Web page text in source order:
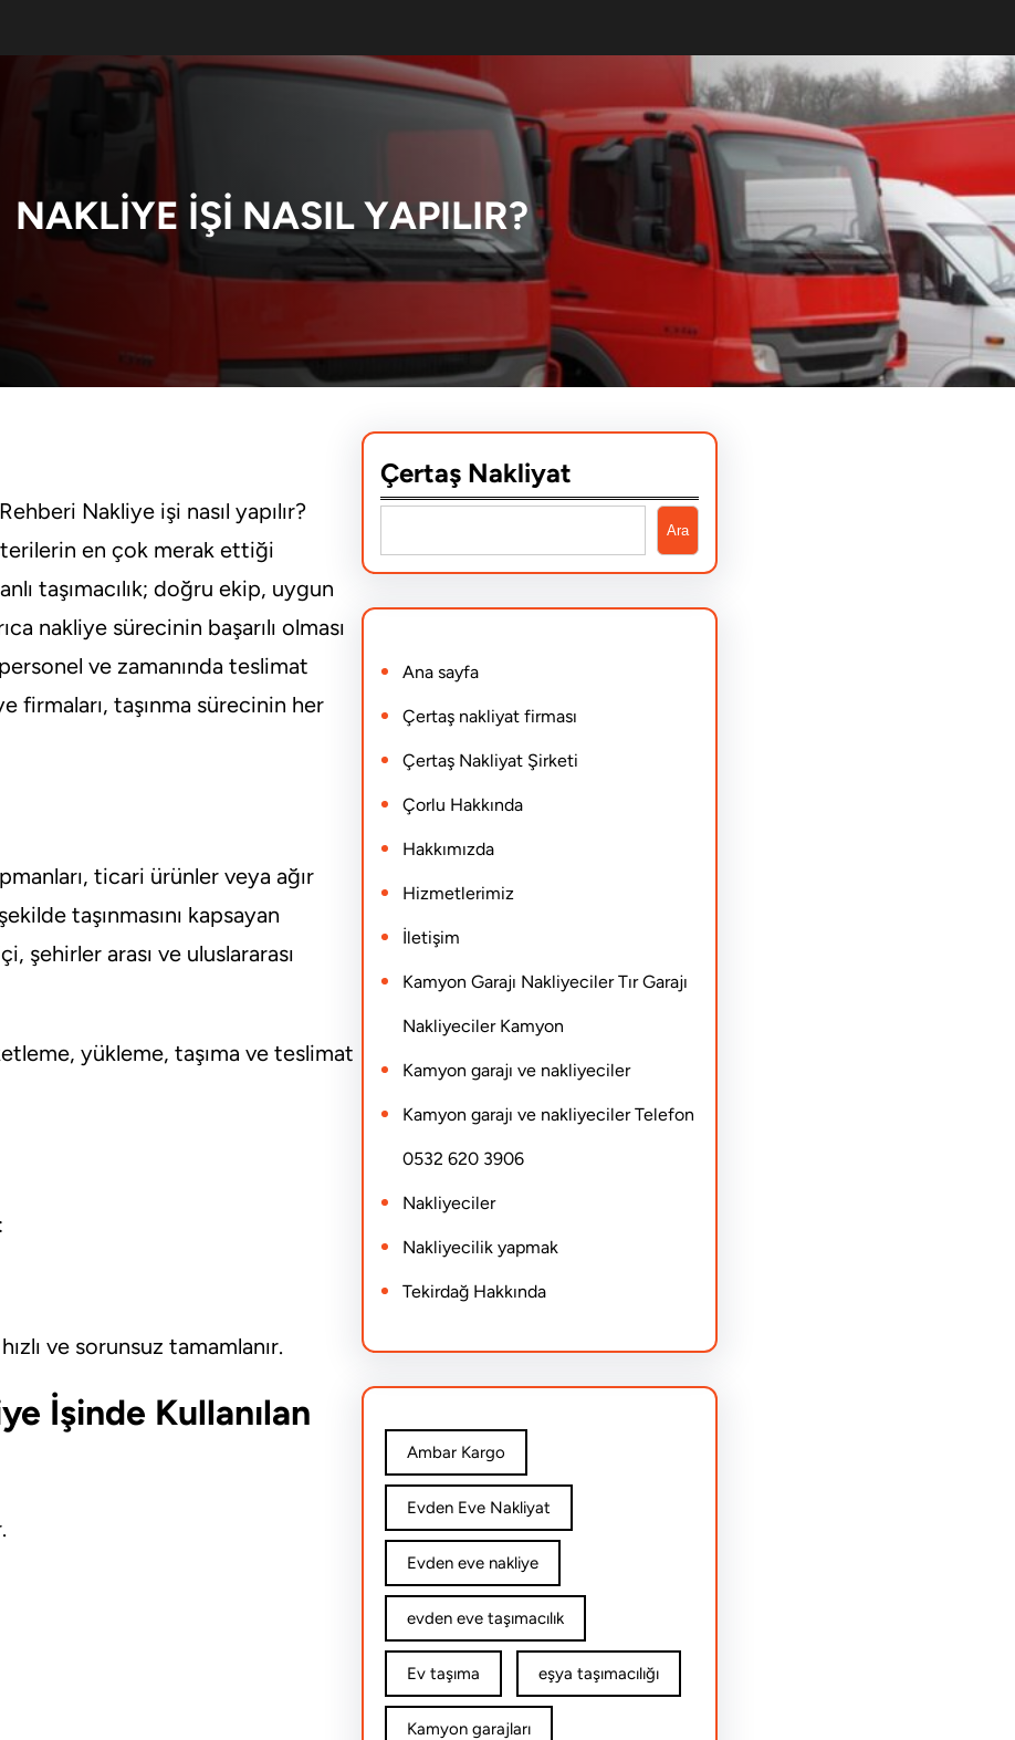
NAKLIYE IŞI NASIL YAPILIR?
Nakliye işi nasıl yapılır?
en çok merak ettiği
taşımacılık; doğru ekip, uygun
nakliye sürecinin başarılı olması
ve zamanında teslimat
firmaları, taşınma sürecinin her
ticari ürünler veya ağır
taşınmasını kapsayan
arası ve uluslararası
yükleme, taşıma ve teslimat
ve sorunsuz tamamlanır.
İşinde Kullanılan
Çertaş Nakliyat
e
a
c
h
Ara
Ana sayfa
Çertaş nakliyat firması
Çertaş Nakliyat Şirketi
Çorlu Hakkında
Hakkımızda
Hizmetlerimiz
İletişim
Kamyon Garajı Nakliyeciler Tır Garajı
Nakliyeciler Kamyon
Kamyon garajı ve nakliyeciler
Kamyon garajı ve nakliyeciler Telefon
0532 620 3906
Nakliyeciler
Nakliyecilik yapmak
Tekirdağ Hakkında
Ambar Kargo
Evden Eve Nakliyat
Evden eve nakliye
evden eve taşımacılık
Ev taşıma eşya taşımacılığı
Kamyon garajları